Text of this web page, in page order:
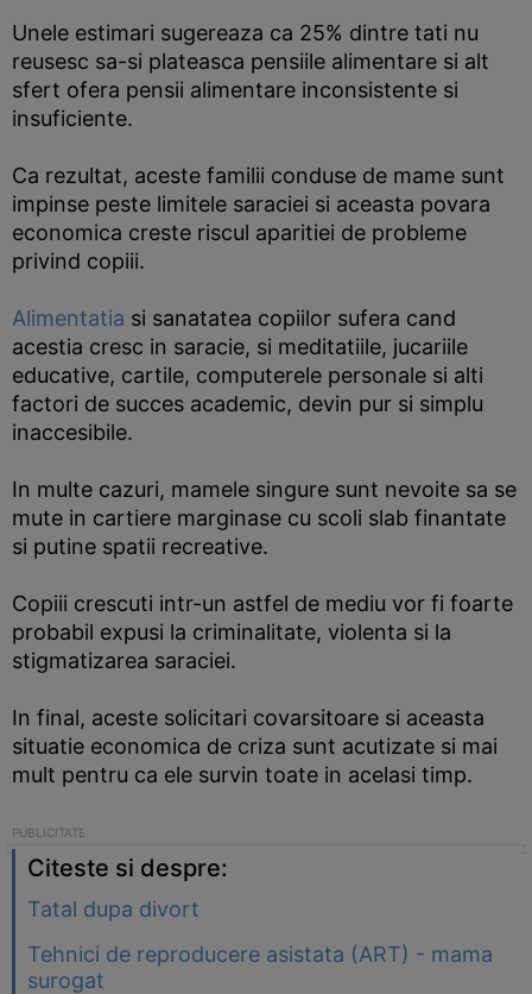
Unele estimari sugereaza ca 25% dintre tati nu
reusesc sa-si plateasca pensiile alimentare si alt
sfert ofera pensii alimentare inconsistente si
insuficiente.
Ca rezultat, aceste familii conduse de mame sunt
impinse peste limitele saraciei si aceasta povara
economica creste riscul aparitiei de probleme
privind copiii.
Alimentatia si sanatatea copiilor sufera cand
acestia cresc in saracie, si meditatiile, jucariile
educative, cartile, computerele personale si alti
factori de succes academic, devin pur si simplu
inaccesibile.
In multe cazuri, mamele singure sunt nevoite sa se
mute in cartiere marginase cu scoli slab finantate
si putine spatii recreative.
Copiii crescuti intr-un astfel de mediu vor fi foarte
probabil expusi la criminalitate, violenta si la
stigmatizarea saraciei.
In final, aceste solicitari covarsitoare si aceasta
situatie economica de criza sunt acutizate si mai
mult pentru ca ele survin toate in acelasi timp.
Citeste si despre:
Tatal dupa divort
Tehnici de reproducere asistata (ART) - mama
surogat